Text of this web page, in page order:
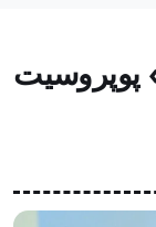
پوپروسيت